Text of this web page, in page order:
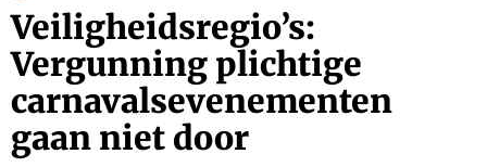
Veiligheidsregio’s:
Vergunning plichtige
carnavalsevenementen
gaan niet door